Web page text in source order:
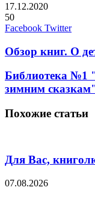
17.12.2020
50
Facebook TwitterSkype
Viber
почту
Обзор книг. О
Библиотека №1
зимним
Похожие статьи
Для Вас,
07.08.2026